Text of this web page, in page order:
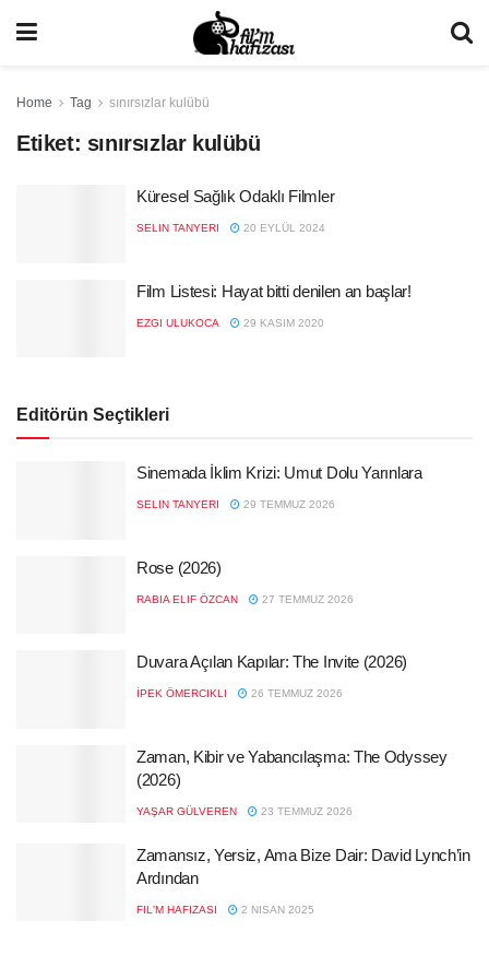
Home Tag sınırsızlar kulübü
Etiket: sınırsızlar kulübü
Küresel Sağlık Odaklı Filmler
SELIN TANYERI 20 EYLÜL 2024
Film Listesi: Hayat bitti denilen an başlar!
EZGI ULUKOCA 29 KASIM 2020
Editörün Seçtikleri
Sinemada İklim Krizi: Umut Dolu Yarınlara
SELIN TANYERI 29 TEMMUZ 2026
Rose (2026)
RABIA ELIF ÖZCAN 27 TEMMUZ 2026
Duvara Açılan Kapılar: The Invite (2026)
İPEK ÖMERCIKLI 26 TEMMUZ 2026
Zaman, Kibir ve Yabancılaşma: The Odyssey
(2026)
YAŞAR GÜLVEREN 23 TEMMUZ 2026
Zamansız, Yersiz, Ama Bize Dair: David Lynch’in
Ardından
FIL'M HAFIZASI 2 NISAN 2025